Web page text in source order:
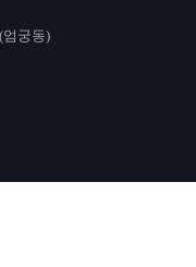
엄궁동)